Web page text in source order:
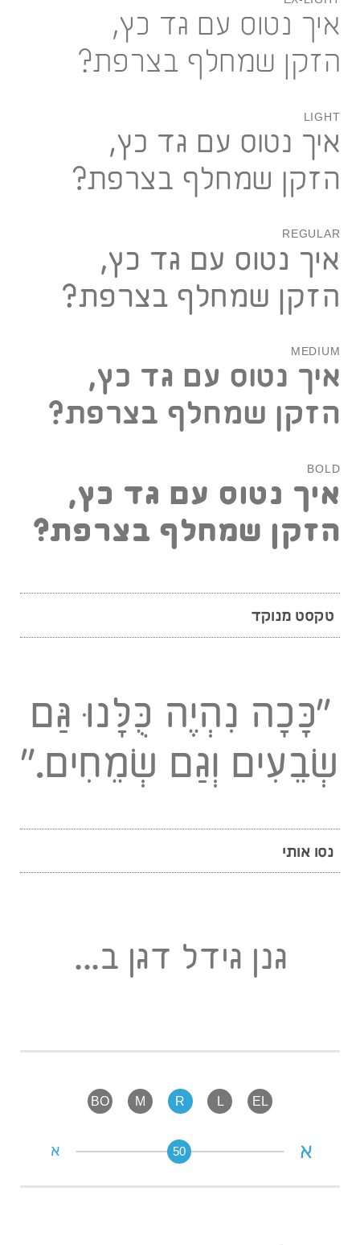
איך נטוס עם גד כץ,
הזקן שמחלף בצרפת?
LIGHT
איך נטוס עם גד כץ,
הזקן שמחלף בצרפת?
REGULAR
איך נטוס עם גד כץ,
הזקן שמחלף בצרפת?
MEDIUM
איך נטוס עם גד כץ,
הזקן שמחלף בצרפת?
BOLD
איך נטוס עם גד כץ,
הזקן שמחלף בצרפת?
טקסט מנוקד
״כָּכָה נִהְיֶה כֻּלָּנוּ גַּם
שְׂבֵעִים וְגַם שְׂמֵחִים.״
נסו אותי
גנן גידל דגן ב...
EL
L
R
M
BO
א 50 א